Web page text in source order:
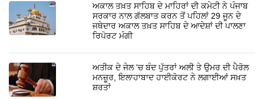
ਅਕਾਲ ਤਖ਼ਤ ਸਾਹਿਬ ਦੇ ਮਾਹਿਰਾਂ ਦੀ ਕਮੇਟੀ ਨੇ ਪੰਜਾਬ
ਸਰਕਾਰ ਨਾਲ ਗੱਲਬਾਤ ਕਰਨ ਤੋਂ ਪਹਿਲਾਂ 29 ਜੂਨ ਦੇ
ਜਥੇਦਾਰ ਅਕਾਲ ਤਖ਼ਤ ਸਾਹਿਬ ਦੇ ਆਦੇਸ਼ਾਂ ਦੀ ਪਾਲਣਾ
ਰਿਪੋਰਟ ਮੰਗੀ
ਅਤੀਕ ਦੇ ਜੇਲ 'ਚ ਬੰਦ ਪੁੱਤਰਾਂ ਅਲੀ ਤੇ ਉਮਰ ਦੀ ਪੈਰੋਲ
ਮਨਜ਼ੂਰ, ਇਲਾਹਾਬਾਦ ਹਾਈਕੋਰਟ ਨੇ ਲਗਾਈਆਂ ਸਖ਼ਤ
ਸ਼ਰਤਾਂ